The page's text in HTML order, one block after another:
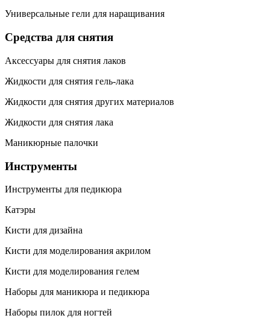
Универсальные гели для наращивания
Средства для снятия
Аксессуары для снятия лаков
Жидкости для снятия гель-лака
Жидкости для снятия других материалов
Жидкости для снятия лака
Маникюрные палочки
Инструменты
Инструменты для педикюра
Катэры
Кисти для дизайна
Кисти для моделирования акрилом
Кисти для моделирования гелем
Наборы для маникюра и педикюра
Наборы пилок для ногтей